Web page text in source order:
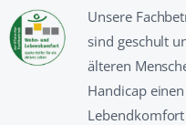
Unsere
sind geschult
älteren
Handicap